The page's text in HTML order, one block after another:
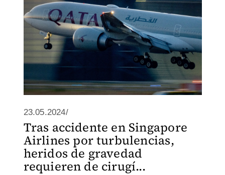
23.05.2024/
Tras accidente en Singapore
Airlines por turbulencias,
heridos de gravedad
requieren de cirugí...